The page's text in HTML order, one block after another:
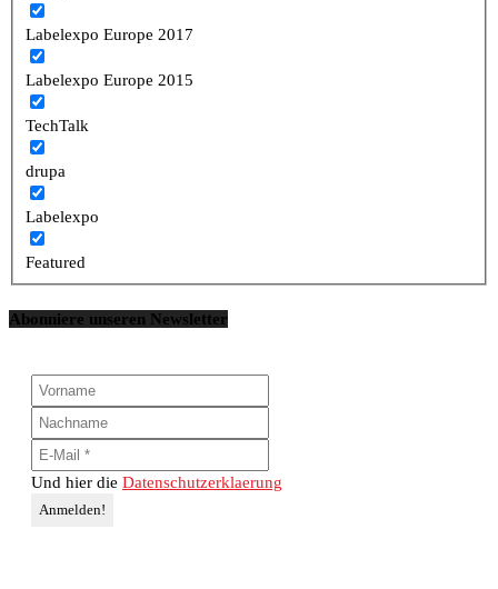
Labelexpo Europe 2017
Labelexpo Europe 2015
TechTalk
drupa
Labelexpo
Featured
Abonniere unseren Newsletter
Und hier die Datenschutzerklaerung